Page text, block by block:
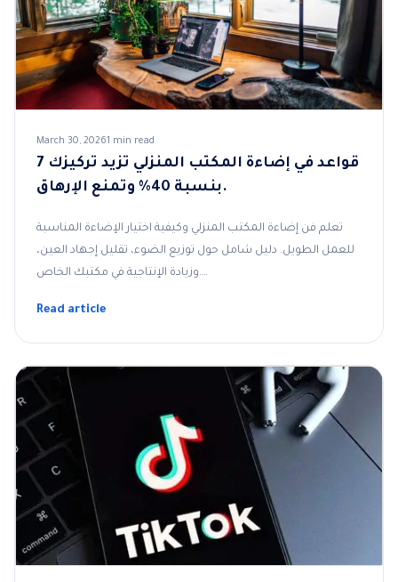
March 30, 20261 min read
7 قواعد في إضاءة المكتب المنزلي تزيد تركيزك
بنسبة 40% وتمنع الإرهاق.
تعلم فن إضاءة المكتب المنزلي وكيفية اختيار الإضاءة المناسبة
للعمل الطويل. دليل شامل حول توزيع الضوء، تقليل إجهاد العين،
وزيادة الإنتاجية في مكتبك الخاص.…
Read article